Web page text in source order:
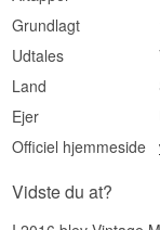
Grundlagt
Udtales
Land
Ejer
Officiel hjemmeside
Vidste du at?